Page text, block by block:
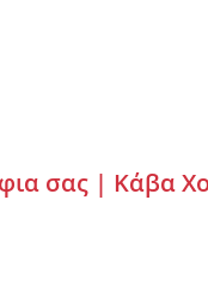
σας | Κάβα